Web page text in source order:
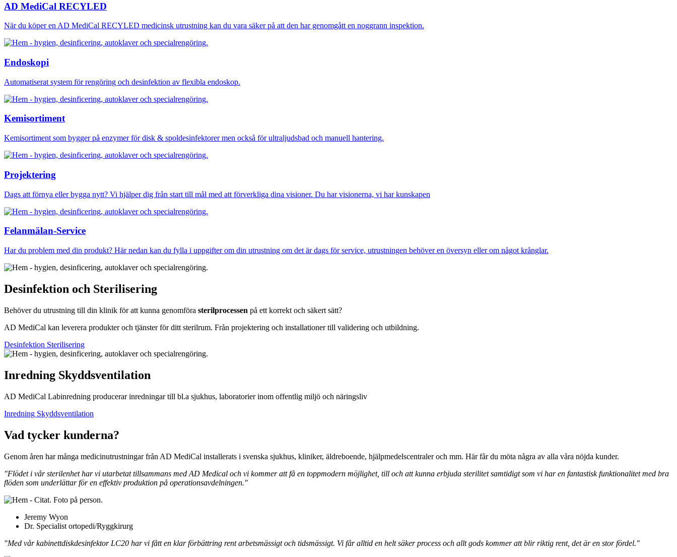
AD MediCal RECYLED
När du köper en AD MediCal RECYLED medicinsk utrustning kan du vara säker på att den har genomgått en noggrann inspektion.
Endoskopi
Automatiserat system för rengöring och desinfektion av flexibla endoskop.
Kemisortiment
Kemisortiment som bygger på enzymer för disk & spoldesinfektorer men också för ultraljudsbad och manuell hantering.
Projektering
Dags att förnya eller bygga nytt? Vi hjälper dig från start till mål med att förverkliga dina visioner. Du har visionerna, vi har kunskapen
Felanmälan-Service
Har du problem med din produkt? Här nedan kan du fylla i uppgifter om din utrustning om det är dags för service, utrustningen behöver en översyn eller om något krånglar.
Desinfektion och Sterilisering
Behöver du utrustning till din klinik för att kunna genomföra sterilprocessen på ett korrekt och säkert sätt?
AD MediCal kan leverera produkter och tjänster för ditt sterilrum. Från projektering och installationer till validering och utbildning.
Desinfektion Sterilisering
Inredning Skyddsventilation
AD MediCal Labinredning producerar inredningar till bl.a sjukhus, laboratorier inom offentlig miljö och näringsliv
Inredning Skyddsventilation
Vad tycker kunderna?
Genom åren har många medicinutrustningar från AD MediCal installerats i svenska sjukhus, kliniker, äldreboende, hjälpmedelscentraler och mm. Här får du möta några av alla våra nöjda kunder.
"Flödet i vår sterilenhet har vi utarbetat tillsammans med AD Medical och vi kommer att få en toppmodern möjlighet, till och att kunna erbjuda sterilitet samtidigt som vi har en fantastisk funktionalitet med bra
flöden som underlättar för en effektiv produktion på operationsavdelningen."
Jeremy Wyon
Dr. Specialist ortopedi/Ryggkirurg
"Med vår kabinettdiskdesinfektor LC20 har vi fått en klar förbättring rent arbetsmässigt och tidsmässigt. Vi får alltid en helt säker process och allt gods kommer att blir riktig rent, det är en stor fördel."